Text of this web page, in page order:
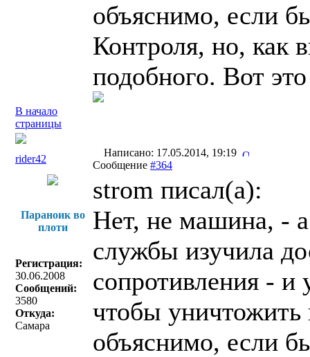
объяснимо, если
Контроля, но, как
подобного. Вот
В начало
страницы
rider42
Написано: 17.05.2014, 19:19
Сообщение #364
Параноик во
плоти
Регистрация:
30.06.2008
Сообщений:
3580
Откуда:
Самара
strom писал(a):
Нет, не машина, - а
службы изучила
сопротивления - и
чтобы
объяснимо, если